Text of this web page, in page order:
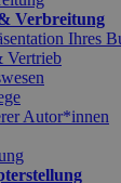
Verbreitung
Ihres
Vertrieb
Autor*innen